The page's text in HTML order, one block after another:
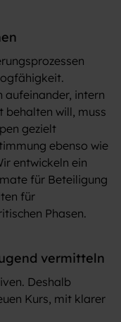
aufeinander, intern
behalten will, muss
gezielt
ebenso wie
entwickeln ein
für Beteiligung
für
Phasen.
vermitteln
Deshalb
Kurs, mit klarer